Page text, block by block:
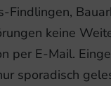
Findlingen,
keine
per E-Mail.
sporadisch